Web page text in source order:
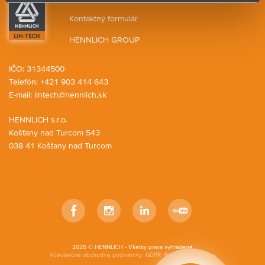
Kontaktný formulár
HENNLICH GROUP
HENNLICH s.r.o.
Košťany nad Turcom 543
038 41 Košťany nad Turcom
IČO: 31344500
Telefón: +421 903 414 643
E-mail: lintech@hennlich.sk
2025 © HENNLICH - Všetky práva vyhradené
Všeobecné obchodné podmienky GDPR Nastavenia cookies
FacebookInstagramLinkedIn YouTube